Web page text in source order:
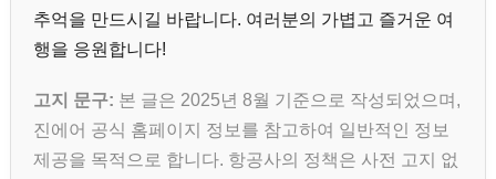
추억을 만드시길 바랍니다. 여러분의 가볍고 즐거운 여
행을 응원합니다!
고지 문구: 본 글은 2025년 8월 기준으로 작성되었으며,
진에어 공식 홈페이지 정보를 참고하여 일반적인 정보
제공을 목적으로 합니다. 항공사의 정책은 사전 고지 없